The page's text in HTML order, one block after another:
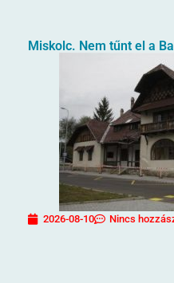
Miskolc. Nem tűnt el a
2026-08-10 Nincs